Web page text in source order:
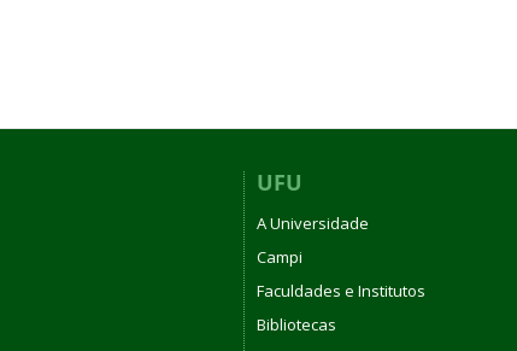
UFU
A Universidade
Campi
Faculdades e Institutos
Bibliotecas